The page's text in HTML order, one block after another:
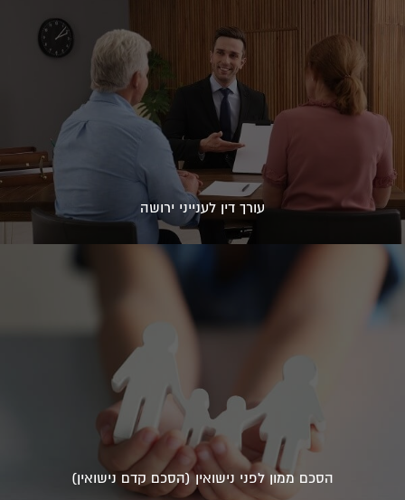
עורך דין לענייני ירושה
הסכם ממון לפני נישואין (הסכם קדם נישואין)